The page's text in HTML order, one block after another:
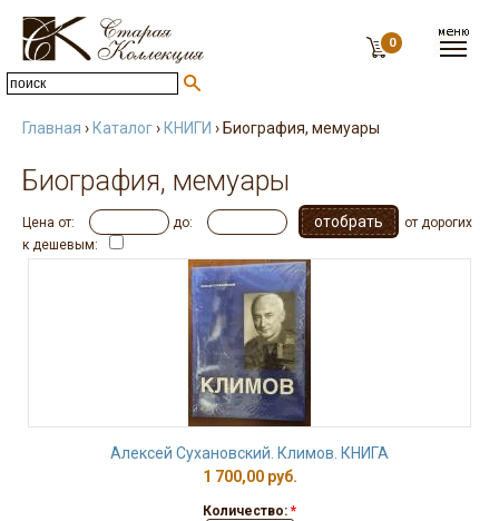
0
Главная › Каталог› КНИГИ › Биография, мемуары
Биография, мемуары
Цена от: до:
от дорогих
к дешевым:
Алексей Сухановский. Климов. КНИГА
1 700,00 руб.
Количество: *